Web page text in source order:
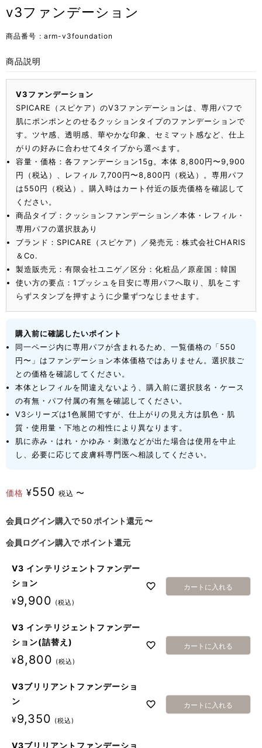
v3ファンデーション
商品番号 arm-v3foundation
商品説明
V3ファンデーション
SPICARE（スピケア）のV3ファンデーションは、専用パフで
肌にポンポンとのせるクッションタイプのファンデーションで
す。ツヤ感、透明感、華やかな印象、セミマット感など、仕上
がりの好みに合わせて4タイプから選べます。
容量・価格：各ファンデーション15g。本体 8,800円〜9,900
円（税込）、レフィル 7,700円〜8,800円（税込）。専用パフ
は550円（税込）。購入時はカート付近の販売価格を確認して
ください。
商品タイプ：クッションファンデーション／本体・レフィル・
専用パフの選択肢あり
ブランド：SPICARE（スピケア）／発売元：株式会社CHARIS
＆Co.
製造販売元：有限会社ユニゲ／区分：化粧品／原産国：韓国
使い方の要点：1プッシュを目安に専用パフへ取り、肌をこす
らずスタンプを押すように少量ずつなじませます。
購入前に確認したいポイント
同一ページ内に専用パフが含まれるため、一覧価格の「550
円〜」はファンデーション本体価格ではありません。選択肢ご
との価格を確認してください。
本体とレフィルを間違えないよう、購入前に選択肢名・ケース
の有無・パフ付属の有無を確認してください。
V3シリーズは1色展開ですが、仕上がりの見え方は肌色・肌
質・使用量・下地との相性により異なります。
肌に赤み・はれ・かゆみ・刺激などが出た場合は使用を中止
し、必要に応じて皮膚科専門医へ相談してください。
価格 ¥550 税込 〜
会員ログイン購入で 50ポイント還元〜
会員ログイン購入でポイント還元
V3 インテリジェントファンデー
ション
¥9,900 税込
カートに入れる
V3 インテリジェントファンデー
ション(詰替え)
¥8,800 税込
カートに入れる
V3ブリリアントファンデーショ
ン
¥9,350 税込
カートに入れる
V3ブリリアントファンデーショ